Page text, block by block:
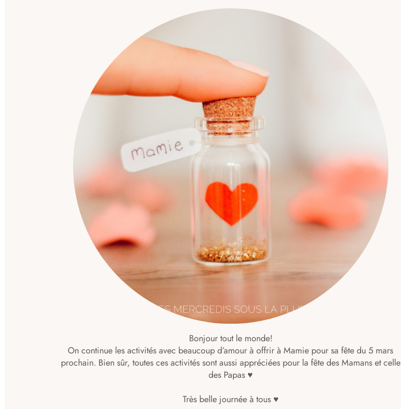
Bonjour tout le monde!
On continue les activités avec beaucoup d’amour à offrir à Mamie pour sa fête du 5 mars
prochain. Bien sûr, toutes ces activités sont aussi appréciées pour la fête des Mamans et celle
des Papas ♥
Très belle journée à tous ♥